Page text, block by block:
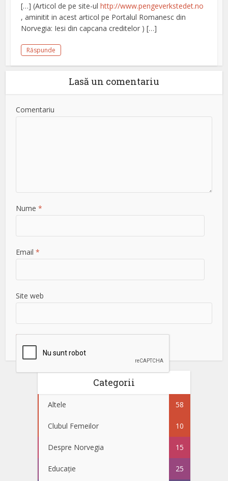
[…] (Articol de pe site-ulhttp://www.pengeverkstedet.no
, aminitit in acest articol pe Portalul Romanesc din
Norvegia: Iesi din capcana creditelor ) […]
Răspunde
Lasă un comentariu
Comentariu
Nume*
Email*
Site web
Categorii
Altele 58
Clubul Femeilor 10
Despre Norvegia 15
Educație 25